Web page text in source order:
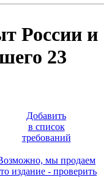
России и
23
Добавить
в список
требований
мы продаем
издание - проверить